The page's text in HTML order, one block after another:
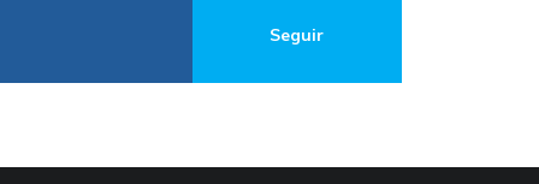
Seguir